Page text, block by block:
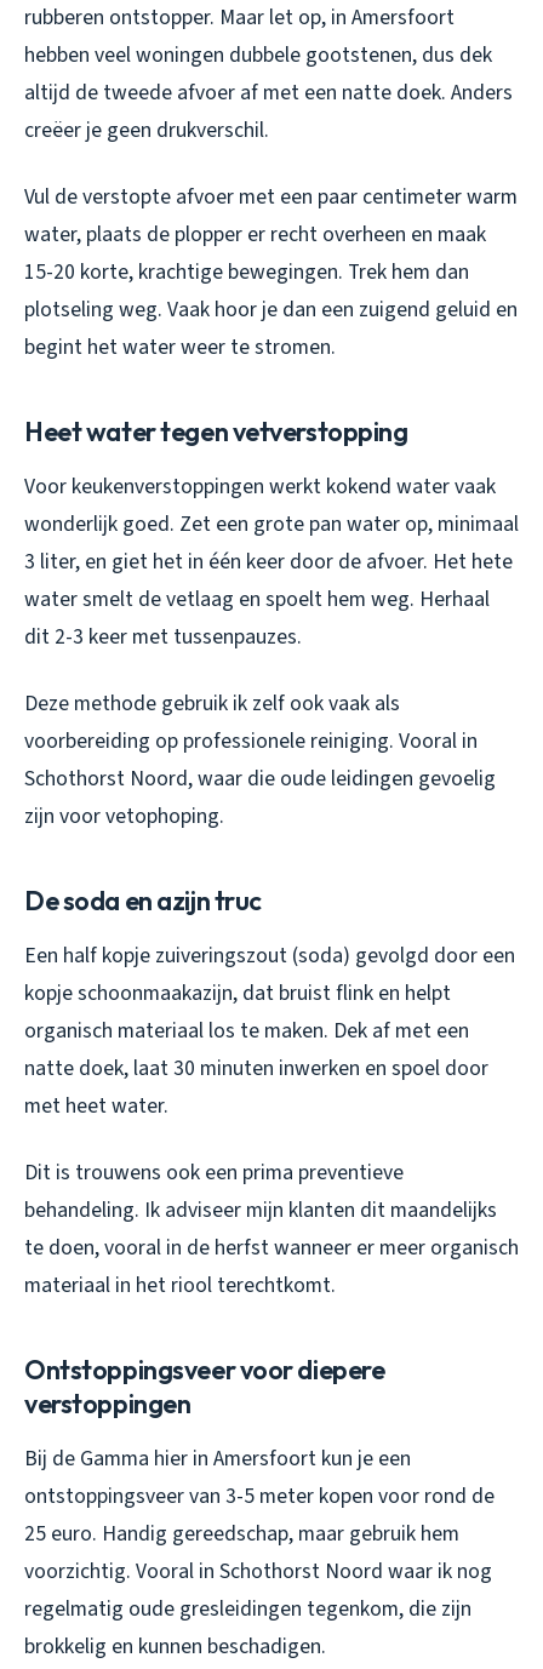
rubberen ontstopper. Maar let op, in Amersfoort
hebben veel woningen dubbele gootstenen, dus dek
altijd de tweede afvoer af met een natte doek. Anders
creëer je geen drukverschil.
Vul de verstopte afvoer met een paar centimeter warm
water, plaats de plopper er recht overheen en maak
15-20 korte, krachtige bewegingen. Trek hem dan
plotseling weg. Vaak hoor je dan een zuigend geluid en
begint het water weer te stromen.
Heet water tegen vetverstopping
Voor keukenverstoppingen werkt kokend water vaak
wonderlijk goed. Zet een grote pan water op, minimaal
3 liter, en giet het in één keer door de afvoer. Het hete
water smelt de vetlaag en spoelt hem weg. Herhaal
dit 2-3 keer met tussenpauzes.
Deze methode gebruik ik zelf ook vaak als
voorbereiding op professionele reiniging. Vooral in
Schothorst Noord, waar die oude leidingen gevoelig
zijn voor vetophoping.
De soda en azijn truc
Een half kopje zuiveringszout (soda) gevolgd door een
kopje schoonmaakazijn, dat bruist flink en helpt
organisch materiaal los te maken. Dek af met een
natte doek, laat 30 minuten inwerken en spoel door
met heet water.
Dit is trouwens ook een prima preventieve
behandeling. Ik adviseer mijn klanten dit maandelijks
te doen, vooral in de herfst wanneer er meer organisch
materiaal in het riool terechtkomt.
Ontstoppingsveer voor diepere
verstoppingen
Bij de Gamma hier in Amersfoort kun je een
ontstoppingsveer van 3-5 meter kopen voor rond de
25 euro. Handig gereedschap, maar gebruik hem
voorzichtig. Vooral in Schothorst Noord waar ik nog
regelmatig oude gresleidingen tegenkom, die zijn
brokkelig en kunnen beschadigen.